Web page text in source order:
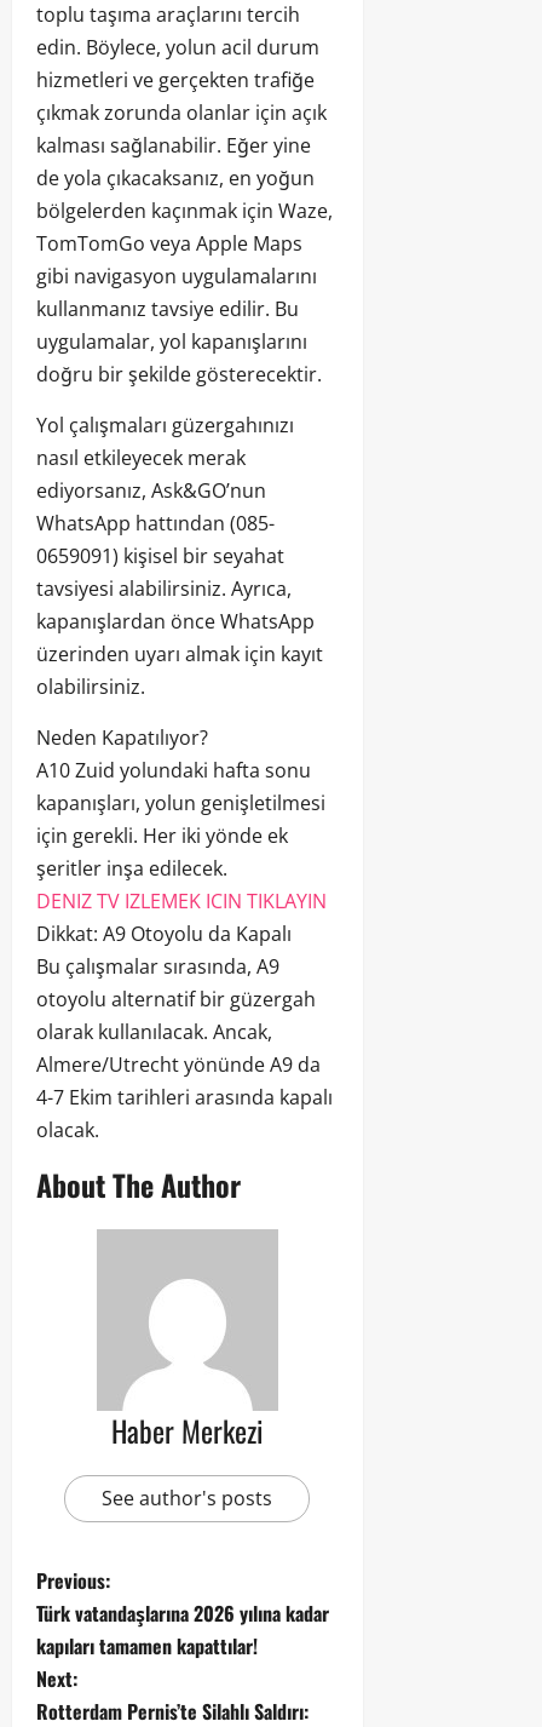
toplu taşıma araçlarını tercih
edin. Böylece, yolun acil durum
hizmetleri ve gerçekten trafiğe
çıkmak zorunda olanlar için açık
kalması sağlanabilir. Eğer yine
de yola çıkacaksanız, en yoğun
bölgelerden kaçınmak için Waze,
TomTomGo veya Apple Maps
gibi navigasyon uygulamalarını
kullanmanız tavsiye edilir. Bu
uygulamalar, yol kapanışlarını
doğru bir şekilde gösterecektir.
Yol çalışmaları güzergahınızı
nasıl etkileyecek merak
ediyorsanız, Ask&GO’nun
WhatsApp hattından (085-
0659091) kişisel bir seyahat
tavsiyesi alabilirsiniz. Ayrıca,
kapanışlardan önce WhatsApp
üzerinden uyarı almak için kayıt
olabilirsiniz.
Neden Kapatılıyor?
A10 Zuid yolundaki hafta sonu
kapanışları, yolun genişletilmesi
için gerekli. Her iki yönde ek
şeritler inşa edilecek.
DENIZ TV IZLEMEK ICIN TIKLAYIN
Dikkat: A9 Otoyolu da Kapalı
Bu çalışmalar sırasında, A9
otoyolu alternatif bir güzergah
olarak kullanılacak. Ancak,
Almere/Utrecht yönünde A9 da
4-7 Ekim tarihleri arasında kapalı
olacak.
About The Author
Haber Merkezi
See author's posts
Previous:
Türk vatandaşlarına 2026 yılına kadar
kapıları tamamen kapattılar!
Next:
Rotterdam Pernis’te Silahlı Saldırı: